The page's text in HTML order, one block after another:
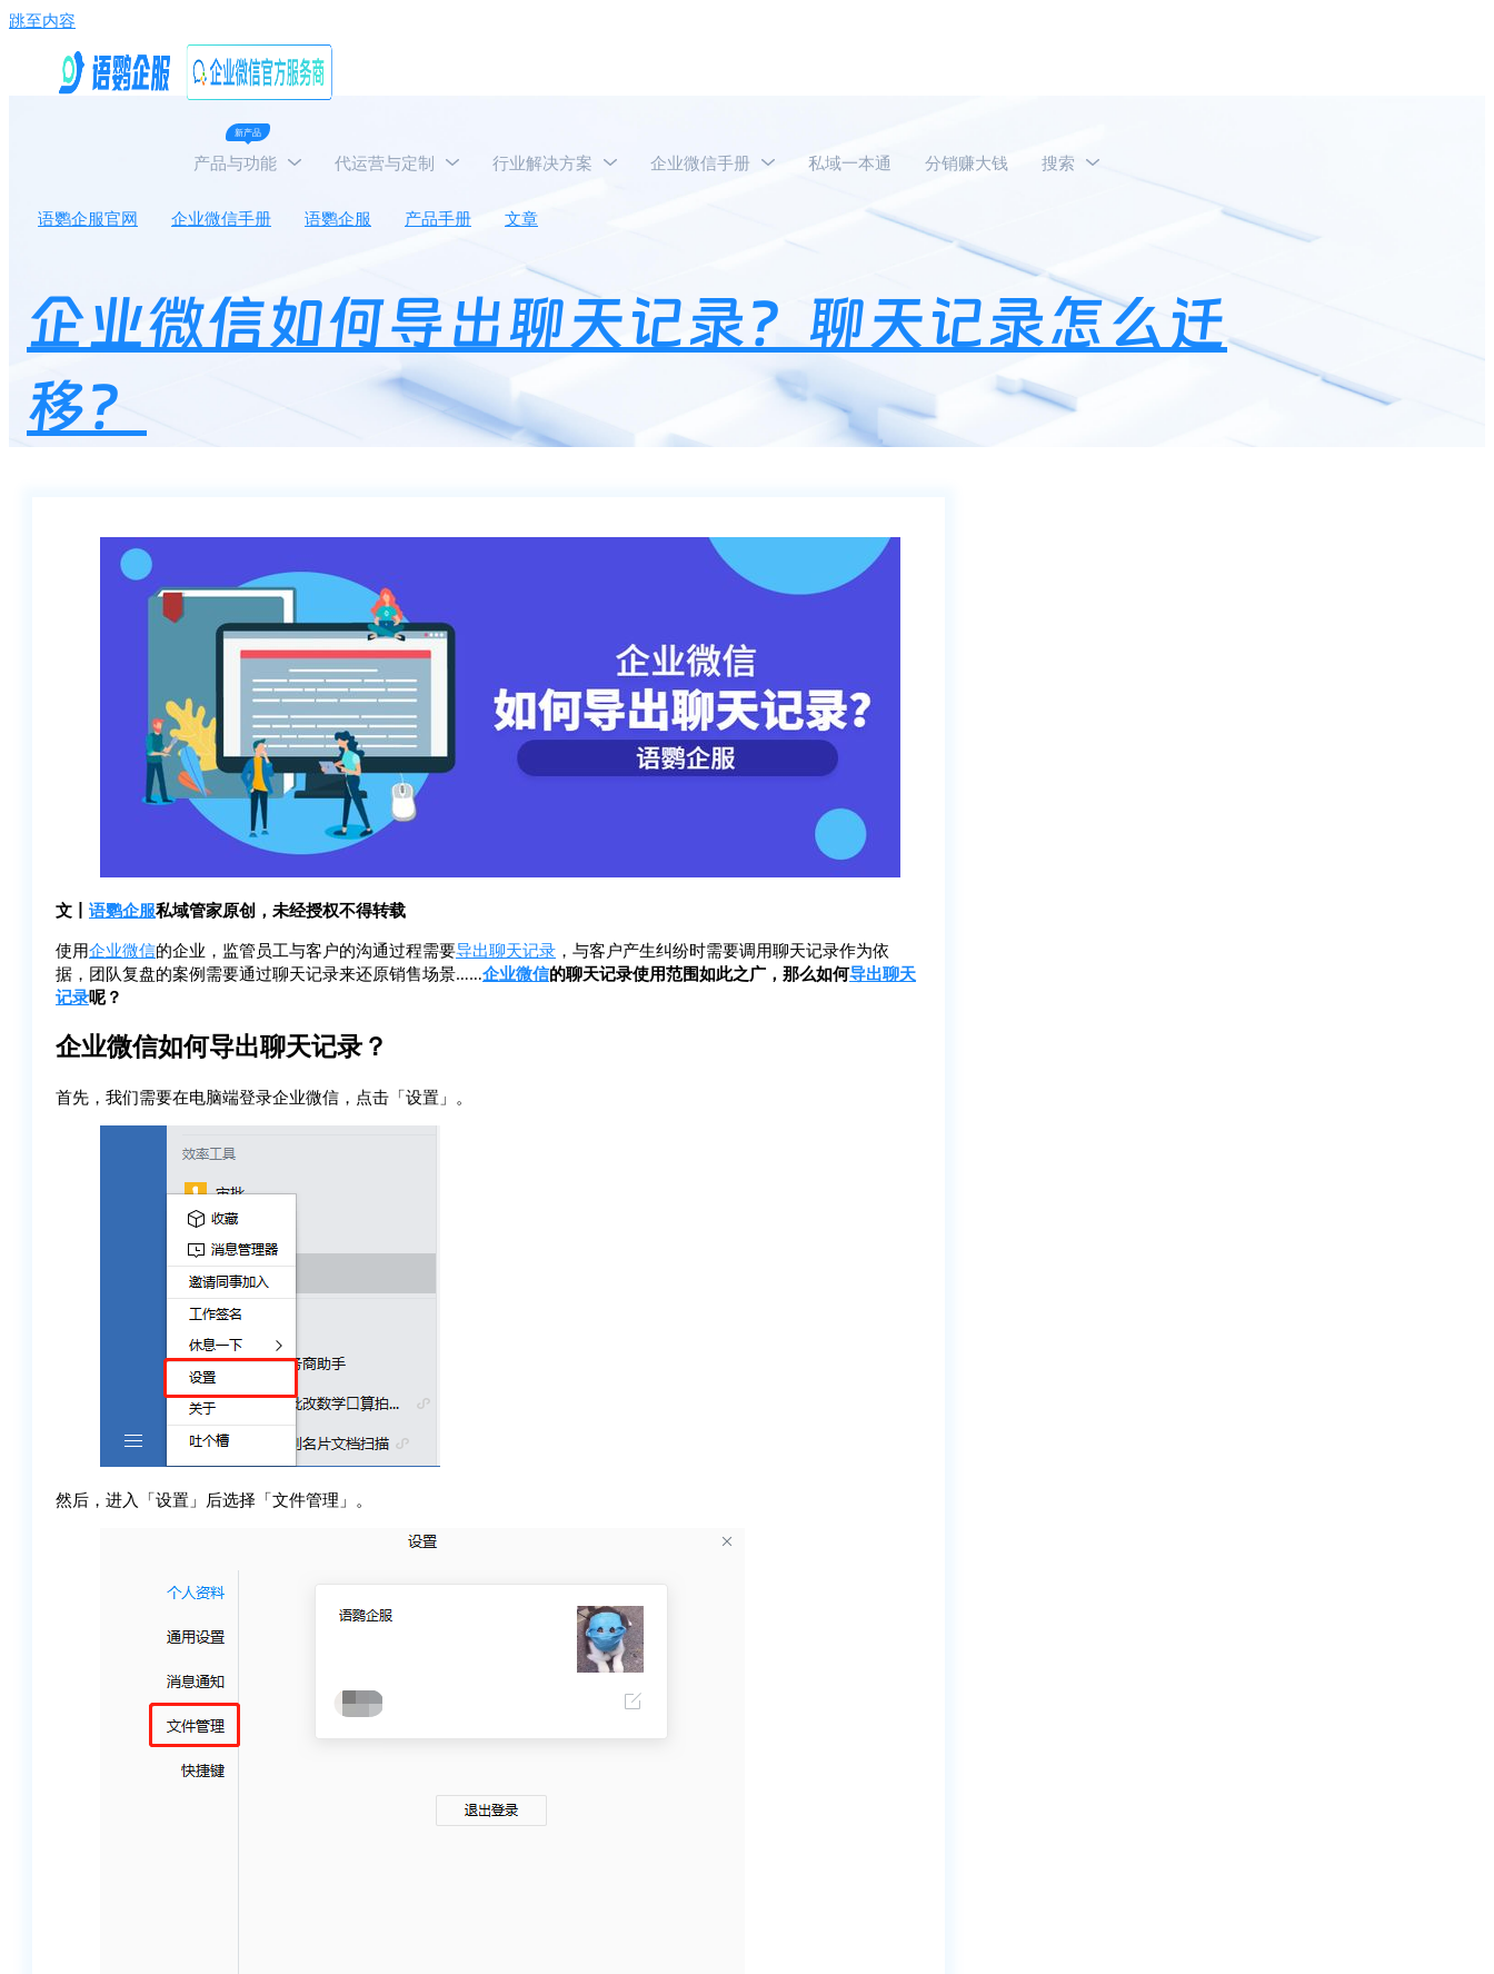
跳至内容
新产品
产品与功能 代运营与定制 行业解决方案 企业微信手册 私域一本通 分销赚大钱 搜索
语鹦企服官网 企业微信手册 语鹦企服 产品手册 文章 企业微信如何导出聊天记录？聊天记录怎么迁移？
企业微信如何导出聊天记录？聊天记录怎么迁
移？
文丨 语鹦企服私域管家原创，未经授权不得转载
使用企业微信的企业，监管员工与客户的沟通过程需要导出聊天记录 ，与客户产生纠纷时需要调用聊天记录作为依
据，团队复盘的案例需要通过聊天记录来还原销售场景……企业微信的聊天记录使用范围如此之广，那么如何导出聊天
记录呢？
企业微信如何导出聊天记录？
首先，我们需要在电脑端登录企业微信，点击「设置」。
然后，进入「设置」后选择「文件管理」。